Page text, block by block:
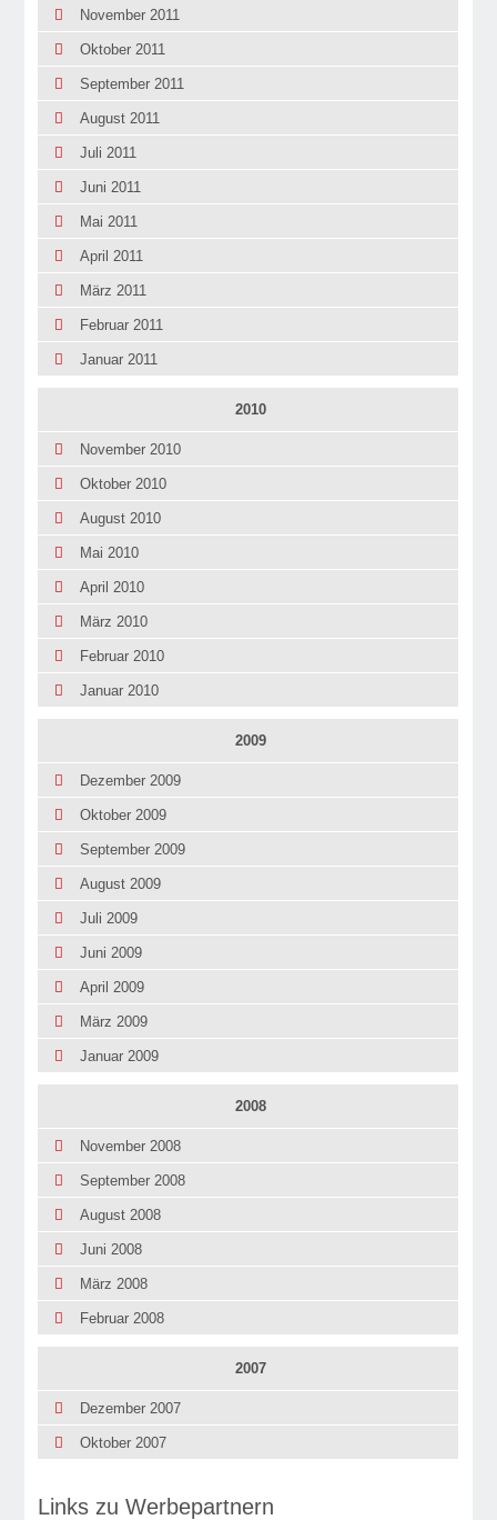
November 2011
Oktober 2011
September 2011
August 2011
Juli 2011
Juni 2011
Mai 2011
April 2011
März 2011
Februar 2011
Januar 2011
2010
November 2010
Oktober 2010
August 2010
Mai 2010
April 2010
März 2010
Februar 2010
Januar 2010
2009
Dezember 2009
Oktober 2009
September 2009
August 2009
Juli 2009
Juni 2009
April 2009
März 2009
Januar 2009
2008
November 2008
September 2008
August 2008
Juni 2008
März 2008
Februar 2008
2007
Dezember 2007
Oktober 2007
Links zu Werbepartnern